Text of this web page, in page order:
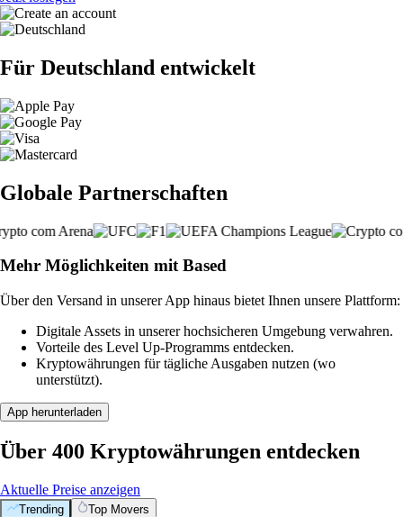
Für Deutschland entwickelt
Globale Partnerschaften
Mehr Möglichkeiten mit Based
Über den Versand in unserer App hinaus bietet Ihnen unsere Plattform:
Digitale Assets in unserer hochsicheren Umgebung verwahren.
Vorteile des Level Up-Programms entdecken.
Kryptowährungen für tägliche Ausgaben nutzen (wo
unterstützt).
App herunterladen
Über 400 Kryptowährungen entdecken
Aktuelle Preise anzeigen
Trending Top Movers